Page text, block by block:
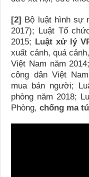
[2] Bộ luật hình sự
2017); Luật Tổ
2015; Luật xử lý
xuất cảnh, quá
Việt Nam năm
công dân Việt
mua bán người;
phòng năm 2018;
Phòng,chống ma